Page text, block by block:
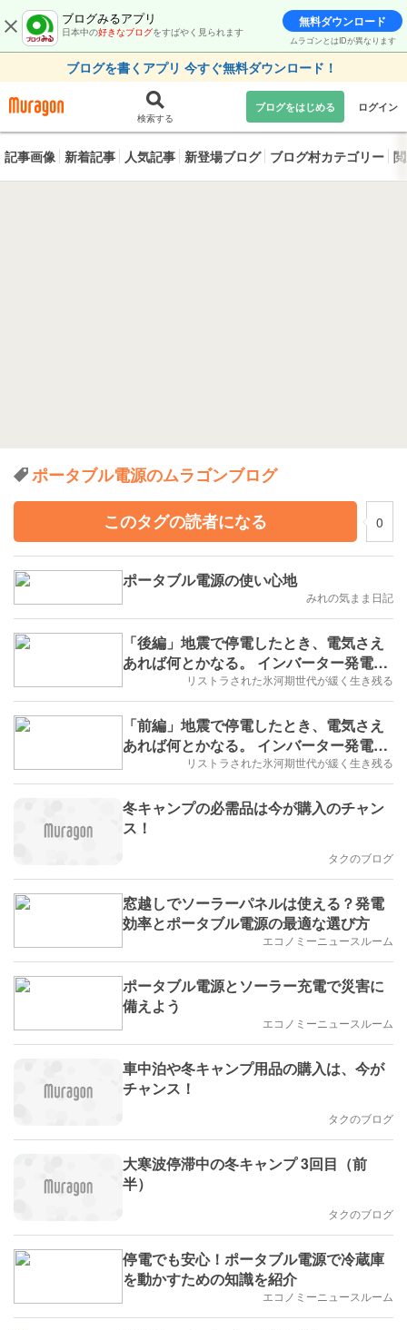
ブログみるアプリ
日本中の好きなブログをすばやく見られます
無料ダウンロード
ムラゴンとはIDが異なります
ブログを書くアプリ 今すぐ無料ダウンロード！
検索する
ブログをはじめる ログイン
記事画像 新着記事 人気記事 新登場ブログ ブログ村カテゴリー
ポータブル電源のムラゴンブログ
このタグの読者になる
0
ポータブル電源の使い心地
みれの気まま日記
「後編」地震で停電したとき、電気さえ
あれば何とかなる。 インバーター発電機
＋ポータブル電源、あなたに合う非常用
電源はどれか？
リストラされた氷河期世代が緩く生き残る
「前編」地震で停電したとき、電気さえ
あれば何とかなる。 インバーター発電機
＋ポータブル電源、あなたに合う非常用
電源はどれか？
リストラされた氷河期世代が緩く生き残る
冬キャンプの必需品は今が購入のチャン
ス！
タクのブログ
窓越しでソーラーパネルは使える？発電
効率とポータブル電源の最適な選び方
エコノミーニュースルーム
ポータブル電源とソーラー充電で災害に
備えよう
エコノミーニュースルーム
車中泊や冬キャンプ用品の購入は、今が
チャンス！
タクのブログ
大寒波停滞中の冬キャンプ 3回目（前
半）
タクのブログ
停電でも安心！ポータブル電源で冷蔵庫
を動かすための知識を紹介
エコノミーニュースルーム